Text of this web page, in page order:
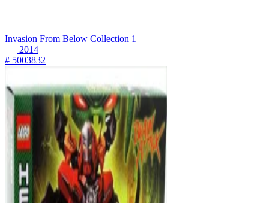
Invasion From Below Collection 1
2014
# 5003832